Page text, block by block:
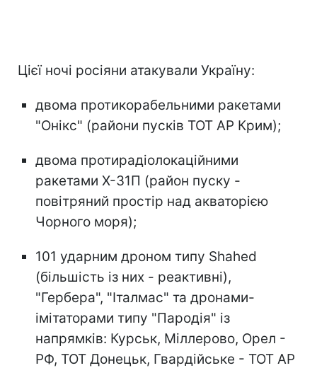
Цієї ночі росіяни атакували Україну:
двома протикорабельними ракетами
"Онікс" (райони пусків ТОТ АР Крим);
двома протирадіолокаційними
ракетами Х-31П (район пуску -
повітряний простір над акваторією
Чорного моря);
101 ударним дроном типу Shahed
(більшість із них - реактивні),
"Гербера", "Італмас" та дронами-
імітаторами типу "Пародія" із
напрямків: Курськ, Міллерово, Орел -
РФ, ТОТ Донецьк, Гвардійське - ТОТ АР